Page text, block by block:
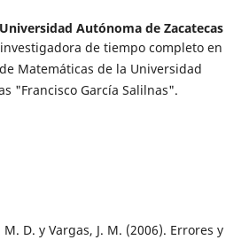
Universidad Autónoma de Zacatecas
de tiempo completo en
Matemáticas de la Universidad
"Francisco García Salilnas".
D. y Vargas, J. M. (2006). Errores y